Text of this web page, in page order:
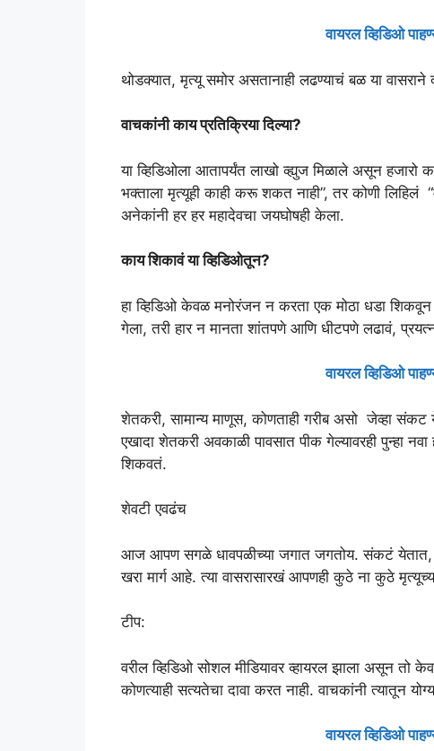
वायरल व्हिडिओ
थोडक्यात, मृत्यू समोर असतानाही लढण्याचं बळ या वासराने
वाचकांनी काय प्रतिक्रिया दिल्या?
या व्हिडिओला आतापर्यंत लाखो व्ह्युज मिळाले असून
भक्ताला मृत्यूही काही करू शकत नाही”, तर कोणी लिहिलं
अनेकांनी हर हर महादेवचा जयघोषही केला.
काय शिकावं या व्हिडिओतून?
हा व्हिडिओ केवळ मनोरंजन न करता एक मोठा धडा
गेला, तरी हार न मानता शांतपणे आणि धीटपणे लढावं,
वायरल व्हिडिओ
शेतकरी, सामान्य माणूस, कोणताही गरीब असो जेव्हा
एखादा शेतकरी अवकाळी पावसात पीक गेल्यावरही पुन्हा
शिकवतं.
शेवटी एवढंच
आज आपण सगळे धावपळीच्या जगात जगतोय. संकटं येतात,
खरा मार्ग आहे. त्या वासरासारखं आपणही कुठे ना कुठे
टीप:
वरील व्हिडिओ सोशल मीडियावर व्हायरल झाला असून तो
कोणत्याही सत्यतेचा दावा करत नाही. वाचकांनी त्यातून
वायरल व्हिडिओ